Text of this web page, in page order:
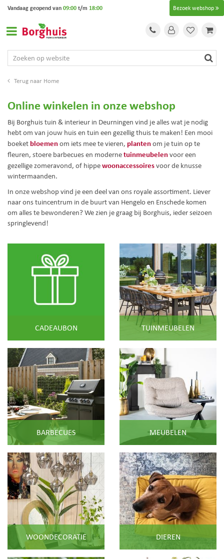
Home
Bezoek webshop
Vandaag geopend van09:00t/m 18:00
Online winkelen in onze webshop
Bij Borghuis tuin & interieur in Deurningen vind je alles wat je nodig
hebt om van jouw huis en tuin een gezellig thuis te maken! Een mooi
boeket bloemenom iets mee te vieren, plantenom je tuin op te
fleuren, stoere barbecues en modernetuinmeubelenvoor een
gezellige zomeravond, of hippewoonaccessoiresvoor de knusse
wintermaanden.
In onze webshop vind je een deel van ons royale assortiment. Liever
naar ons tuincentrum in de buurt van Hengelo en Enschede komen
om alles te bewonderen? We zien je graag bij Borghuis, ieder seizoen
springlevend!
CADEAUBON TUINMEUBELEN
BARBECUES MEUBELEN
WOONDECORATIE DIEREN